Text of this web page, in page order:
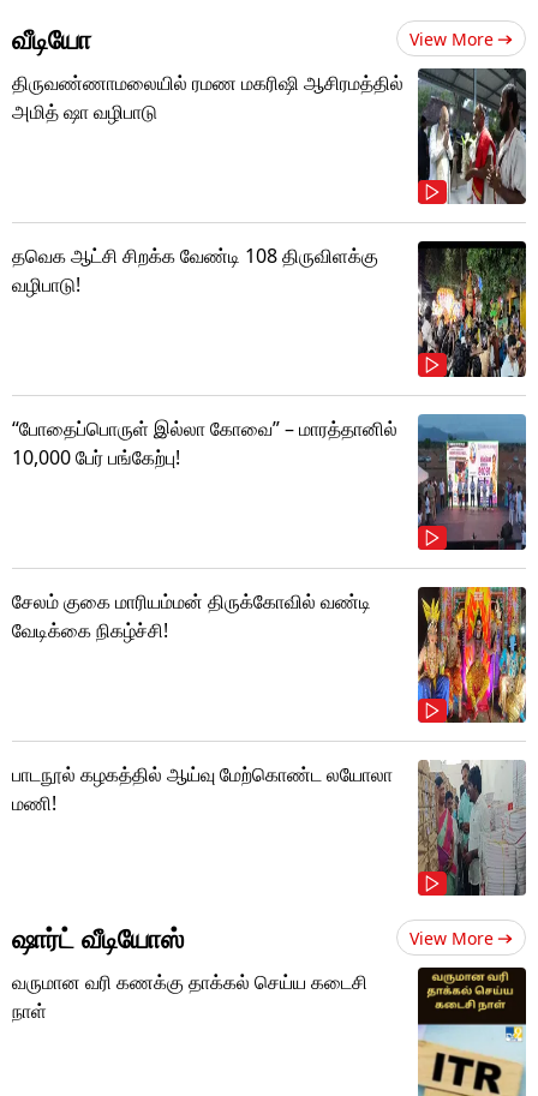
வீடியோ View More
திருவண்ணாமலையில் ரமண மகரிஷி ஆசிரமத்தில்
அமித் ஷா வழிபாடு
தவெக ஆட்சி சிறக்க வேண்டி 108 திருவிளக்கு
வழிபாடு!
“போதைப்பொருள் இல்லா கோவை” – மாரத்தானில்
10,000 பேர் பங்கேற்பு!
சேலம் குகை மாரியம்மன் திருக்கோவில் வண்டி
வேடிக்கை நிகழ்ச்சி!
பாடநூல் கழகத்தில் ஆய்வு மேற்கொண்ட லயோலா
மணி!
ஷார்ட் வீடியோஸ் View More
வருமான வரி கணக்கு தாக்கல் செய்ய கடைசி
நாள்